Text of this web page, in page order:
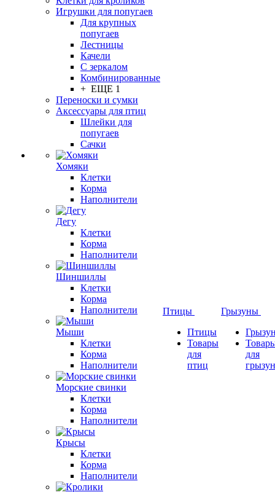
Игрушки для попугаев
Для крупных
попугаев
Лестницы
Качели
С зеркалом
Комбинированные
+ ЕЩЕ 1
Переноски и сумки
Аксессуары для птиц
Шлейки для
попугаев
Сачки
Хомяки
Клетки
Корма
Наполнители
Дегу
Клетки
Корма
Наполнители
Шиншиллы
Клетки
Корма
Наполнители
Мыши
Клетки
Корма
Наполнители
Морские свинки
Клетки
Корма
Наполнители
Крысы
Клетки
Корма
Наполнители
Птицы
Птицы
Товары
для
птиц
Грызуны
для